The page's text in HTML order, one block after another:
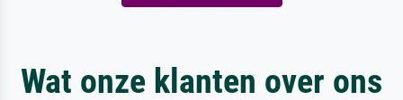
Wat onze klanten over ons